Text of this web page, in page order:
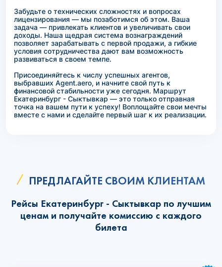
Забудьте о технических сложностях и вопросах
лицензирования — мы позаботимся об этом. Ваша
задача — привлекать клиентов и увеличивать свои
доходы. Наша щедрая система вознаграждений
позволяет зарабатывать с первой продажи, а гибкие
условия сотрудничества дают вам возможность
развиваться в своем темпе.
Присоединяйтесь к числу успешных агентов,
выбравших Agent.aero, и начните свой путь к
финансовой стабильности уже сегодня. Маршрут
Екатеринбург - Сыктывкар — это только отправная
точка на вашем пути к успеху! Воплощайте свои мечты
вместе с нами и сделайте первый шаг к их реализации.
ПРЕДЛАГАЙТЕ СВОИМ КЛИЕНТАМ
Рейсы Екатеринбург - Сыктывкар по лучшим
ценам и получайте комиссию с каждого
билета